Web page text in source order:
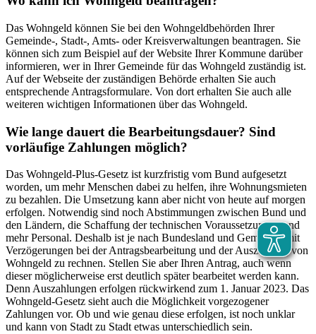
Das Wohngeld können Sie bei den Wohngeldbehörden Ihrer
Gemeinde-, Stadt-, Amts- oder Kreisverwaltungen beantragen. Sie
können sich zum Beispiel auf der Website Ihrer Kommune darüber
informieren, wer in Ihrer Gemeinde für das Wohngeld zuständig ist.
Auf der Webseite der zuständigen Behörde erhalten Sie auch
entsprechende Antragsformulare. Von dort erhalten Sie auch alle
weiteren wichtigen Informationen über das Wohngeld.
Wie lange dauert die Bearbeitungsdauer? Sind
vorläufige Zahlungen möglich?
Das Wohngeld-Plus-Gesetz ist kurzfristig vom Bund aufgesetzt
worden, um mehr Menschen dabei zu helfen, ihre Wohnungsmieten
zu bezahlen. Die Umsetzung kann aber nicht von heute auf morgen
erfolgen. Notwendig sind noch Abstimmungen zwischen Bund und
den Ländern, die Schaffung der technischen Voraussetzungen und
mehr Personal. Deshalb ist je nach Bundesland und Gemeinde mit
Verzögerungen bei der Antragsbearbeitung und der Auszahlung von
Wohngeld zu rechnen. Stellen Sie aber Ihren Antrag, auch wenn
dieser möglicherweise erst deutlich später bearbeitet werden kann.
Denn Auszahlungen erfolgen rückwirkend zum 1. Januar 2023. Das
Wohngeld-Gesetz sieht auch die Möglichkeit vorgezogener
Zahlungen vor. Ob und wie genau diese erfolgen, ist noch unklar
und kann von Stadt zu Stadt etwas unterschiedlich sein.